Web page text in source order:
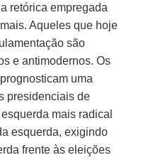
retórica empregada
Aqueles que hoje
são
e antimodernos. Os
uma
presidenciais de
mais radical
esquerda, exigindo
frente às eleições